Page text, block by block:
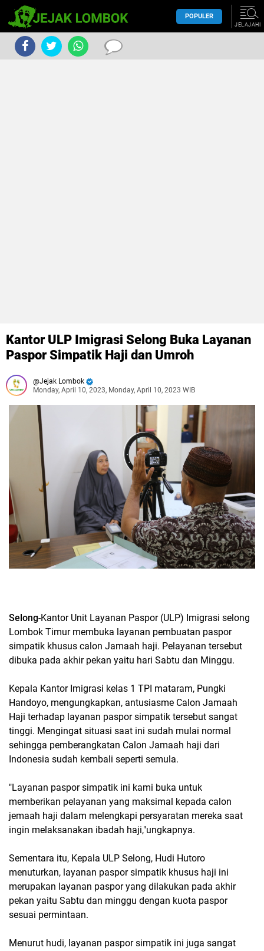
POPULER
JELAJAHI
Kantor ULP Imigrasi Selong Buka Layanan
Paspor Simpatik Haji dan Umroh
Jejak Lombok
Monday, April 10, 2023, Monday, April 10, 2023 WIB
Selong-Kantor Unit Layanan Paspor (ULP) Imigrasi selong
Lombok Timur membuka layanan pembuatan paspor
simpatik khusus calon Jamaah haji. Pelayanan tersebut
dibuka pada akhir pekan yaitu hari Sabtu dan Minggu.
Kepala Kantor Imigrasi kelas 1 TPI mataram, Pungki
Handoyo, mengungkapkan, antusiasme Calon Jamaah
Haji terhadap layanan paspor simpatik tersebut sangat
tinggi. Mengingat situasi saat ini sudah mulai normal
sehingga pemberangkatan Calon Jamaah haji dari
Indonesia sudah kembali seperti semula.
"Layanan paspor simpatik ini kami buka untuk
memberikan pelayanan yang maksimal kepada calon
jemaah haji dalam melengkapi persyaratan mereka saat
ingin melaksanakan ibadah haji,"ungkapnya.
Sementara itu, Kepala ULP Selong, Hudi Hutoro
menuturkan, layanan paspor simpatik khusus haji ini
merupakan layanan paspor yang dilakukan pada akhir
pekan yaitu Sabtu dan minggu dengan kuota paspor
sesuai permintaan.
Menurut hudi, layanan paspor simpatik ini juga sangat